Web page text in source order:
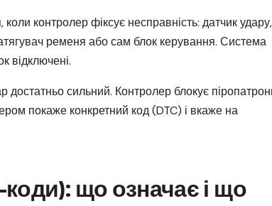
коли контролер фіксує несправність: датчик удару,
ременя або сам блок керування. Система
відключені.
сильний. Контролер блокує
покаже конкретний код (DTC) і вкаже на
що означає і що